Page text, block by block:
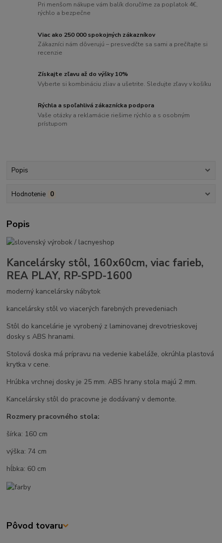
Pri menšom nákupe vám balík doručíme za poplatok 4€,
rýchlo a bezpečne
Viac ako 250 000 spokojných zákazníkov
Zákazníci nám dôverujú – presvedčte sa sami a prečítajte si
recenzie
Získajte zľavu až do výšky 10%
Vyberte si kombináciu zliav a ušetrite. Sledujte zľavy v košíku
Rýchla a spoľahlivá zákaznícka podpora
Vaše otázky a reklamácie riešime rýchlo a s osobným
prístupom
Popis
Hodnotenie 0
Popis
Kancelársky stôl, 160x60cm, viac farieb,
REA PLAY, RP-SPD-1600
moderný kancelársky nábytok
kancelársky stôl vo viacerých farebných prevedeniach
Stôl do kancelárie je vyrobený z laminovanej drevotrieskovej
dosky s ABS hranami.
Stolová doska má prípravu na vedenie kabeláže, okrúhla plastová
krytka v cene.
Hrúbka vrchnej dosky je 25 mm. ABS hrany stola majú 2 mm.
Kancelársky stôl do pracovne je dodávaný v demonte.
Rozmery pracovného stola:
šírka: 160 cm
výška: 74 cm
hĺbka: 60 cm
Pôvod tovaru